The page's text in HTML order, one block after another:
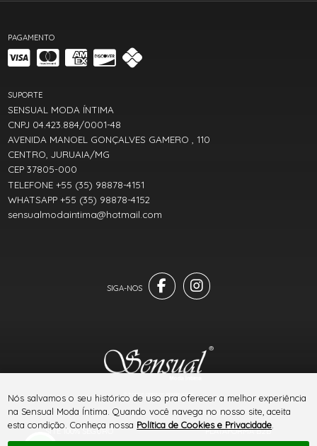
PAGAMENTO
SITE 100% SEGURO PLATAFORMA B2B
SUPORTE
SENSUAL MODA ÍNTIMA
CNPJ 04.423.884/0001-48
AVENIDA MANOEL GONÇALVES GAMERO , 110
CENTRO, JURUAIA/MG
CEP 37805-000
TELEFONE +55 (35) 98878-4151
WHATSAPP +55 (35) 98878-4152
sensualmodaintima@hotmail.com
® TODOS DIREITOS RESERVADOS
Nós salvamos o seu histórico de uso pra oferecer a melhor experiência
na Sensual Moda Íntima. Quando você navega no nosso site, aceita
esta condição. Conheça nossa Política de Cookies e Privacidade